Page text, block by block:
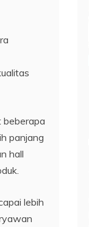
beberapa
panjang
hall
lebih